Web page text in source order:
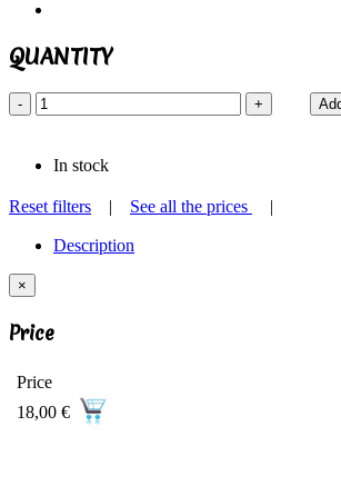
QUANTITY
- +
In stock
Reset filters | See all the prices |
Description
×
Price
Price
18,00 €